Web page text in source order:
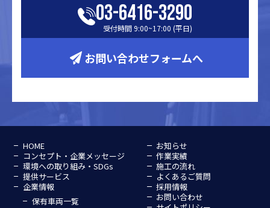
03-6416-3290
受付時間 9:00~17:00 (平日)
お問い合わせフォームへ
HOME
コンセプト・企業メッセージ
環境への取り組み・SDGs
提供サービス
お知らせ
作業実績
施工の流れ
よくあるご質問
企業情報
保有車両一覧
採用情報
お問い合わせ